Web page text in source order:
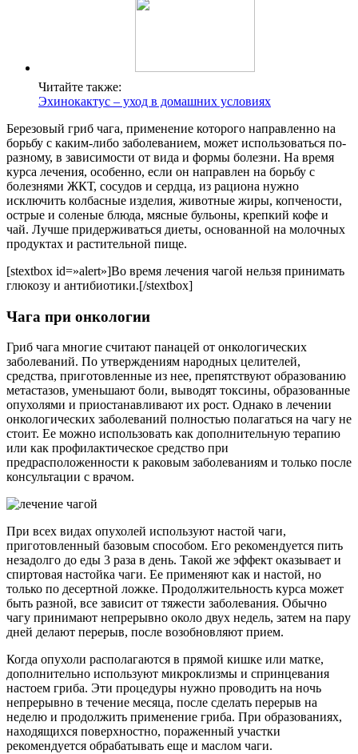
Читайте также:
Эхинокактус – уход в домашних условиях
Березовый гриб чага, применение которого направленно на
борьбу с каким-либо заболеванием, может использоваться по-
разному, в зависимости от вида и формы болезни. На время
курса лечения, особенно, если он направлен на борьбу с
болезнями ЖКТ, сосудов и сердца, из рациона нужно
исключить колбасные изделия, животные жиры, копчености,
острые и соленые блюда, мясные бульоны, крепкий кофе и
чай. Лучше придерживаться диеты, основанной на молочных
продуктах и растительной пище.
[stextbox id=»alert»]Во время лечения чагой нельзя принимать
глюкозу и антибиотики.[/stextbox]
Чага при онкологии
Гриб чага многие считают панацей от онкологических
заболеваний. По утверждениям народных целителей,
средства, приготовленные из нее, препятствуют образованию
метастазов, уменьшают боли, выводят токсины, образованные
опухолями и приостанавливают их рост. Однако в лечении
онкологических заболеваний полностью полагаться на чагу не
стоит. Ее можно использовать как дополнительную терапию
или как профилактическое средство при
предрасположенности к раковым заболеваниям и только после
консультации с врачом.
При всех видах опухолей используют настой чаги,
приготовленный базовым способом. Его рекомендуется пить
незадолго до еды 3 раза в день. Такой же эффект оказывает и
спиртовая настойка чаги. Ее применяют как и настой, но
только по десертной ложке. Продолжительность курса может
быть разной, все зависит от тяжести заболевания. Обычно
чагу принимают непрерывно около двух недель, затем на пару
дней делают перерыв, после возобновляют прием.
Когда опухоли располагаются в прямой кишке или матке,
дополнительно используют микроклизмы и спринцевания
настоем гриба. Эти процедуры нужно проводить на ночь
непрерывно в течение месяца, после сделать перерыв на
неделю и продолжить применение гриба. При образованиях,
находящихся поверхностно, пораженный участки
рекомендуется обрабатывать еще и маслом чаги.